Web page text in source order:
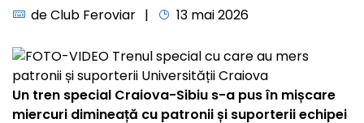
deClub Feroviar 13 mai 2026
Un tren special Craiova-Sibiu s-a pus în mișcare
miercuri dimineață cu patronii și suporterii echipei